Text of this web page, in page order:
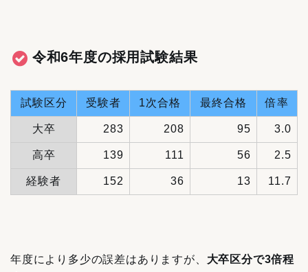
令和6年度の採用試験結果
試験区分 受験者 1次合格 最終合格 倍率
大卒 283 208 95 3.0
高卒 139 111 56 2.5
経験者 152 36 13 11.7
年度により多少の誤差はありますが、 大卒区分で3倍程